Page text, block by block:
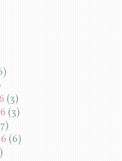
(3)
(3)
(6)